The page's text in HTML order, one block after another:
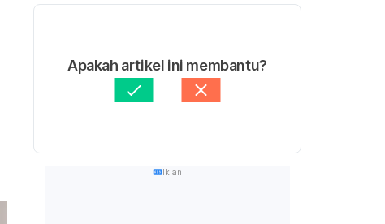
Apakah artikel ini membantu?
Iklan